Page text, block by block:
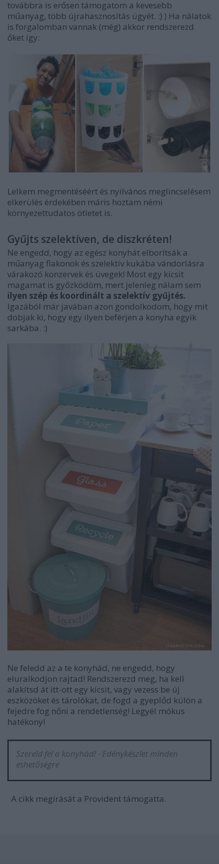
továbbra is erősen támogatom a kevesebb
műanyag, több újrahasznosítás ügyét. :) ) Ha nálatok
is forgalomban vannak (még) akkor rendszerezd
őket így:
Lelkem megmentéséért és nyilvános meglincselésem
elkerülés érdekében máris hoztam némi
környezettudatos ötletet is.
Gyűjts szelektíven, de diszkréten!
Ne engedd, hogy az egész konyhát elborítsák a
műanyag flakonok és szelektív kukába vándorlásra
várakozó konzervek és üvegek! Most egy kicsit
magamat is győzködöm, mert jelenleg nálam sem
ilyen szép és koordinált a szelektív gyűjtés.
Igazából már javában azon gondolkodom, hogy mit
dobjak ki, hogy egy ilyen beférjen a konyha egyik
sarkába. :)
Ne feledd az a te konyhád, ne engedd, hogy
eluralkodjon rajtad! Rendszerezd meg, ha kell
alakítsd át itt-ott egy kicsit, vagy vezess be új
eszközöket és tárolókat, de fogd a gyeplőd külön a
fejedre fog nőni a rendetlenség! Legyél mókus
hatékony!
Szereld fel a konyhád! - Edénykészlet minden
eshetőségre
A cikk megírását a Provident támogatta.